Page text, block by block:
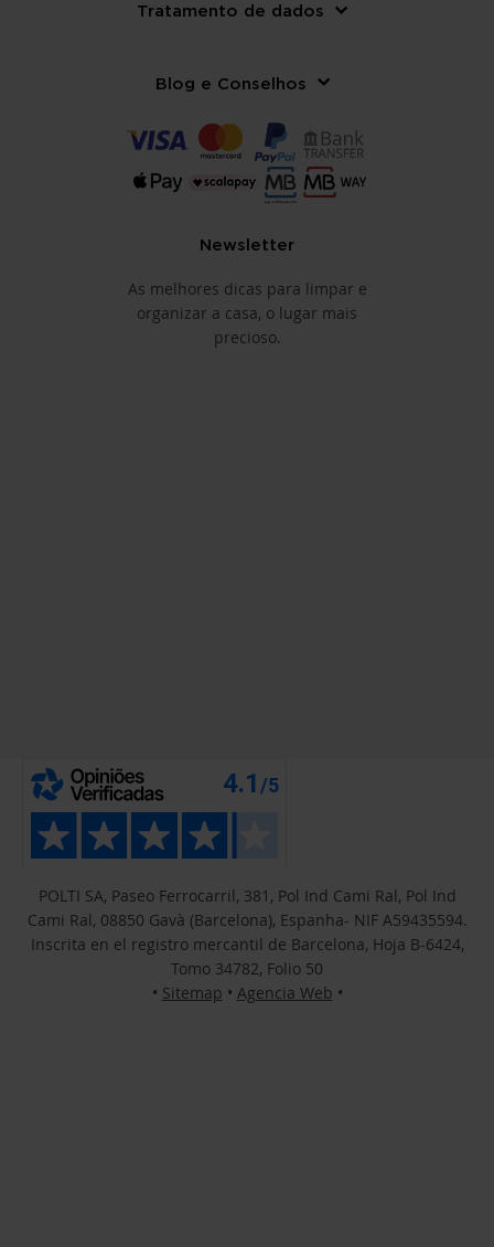
Tratamento de dados
Blog e Conselhos
Newsletter
As melhores dicas para limpar e
organizar a casa, o lugar mais
precioso.
POLTI SA, Paseo Ferrocarril, 381, Pol Ind Cami Ral, Pol Ind
Cami Ral, 08850 Gavà (Barcelona), Espanha- NIF A59435594.
Inscrita en el registro mercantil de Barcelona, Hoja B-6424,
Tomo 34782, Folio 50
• Sitemap • Agencia Web •